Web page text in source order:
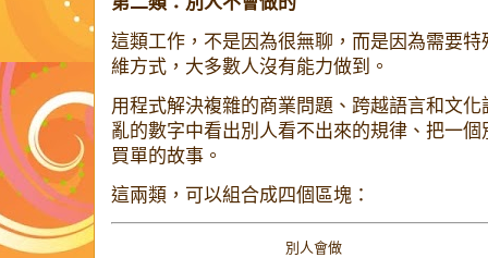
這類工作，不是因為很無聊，而是因為需要
維方式，大多數人沒有能力做到。
用程式解決複雜的商業問題、跨越語言和文
亂的數字中看出別人看不出來的規律、把一
買單的故事。
這兩類，可以組合成四個區塊：
                    別人會做